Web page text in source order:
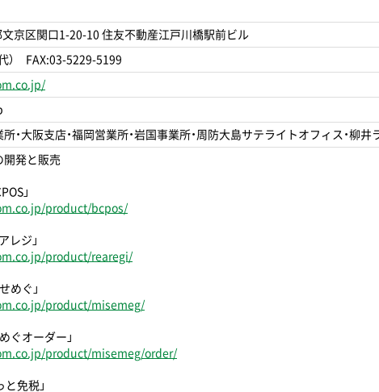
京区関口1-20-10 住友不動産江戸川橋駅前ビル
） FAX:03-5229-5199
・大阪支店・福岡営業所・岩国事業所・周防大島サテライトオフィス・柳井
開発と販売
」
product/bcpos/
レジ」
product/rearegi/
めぐ」
product/misemeg/
ぐオーダー」
product/misemeg/order/
と免税」